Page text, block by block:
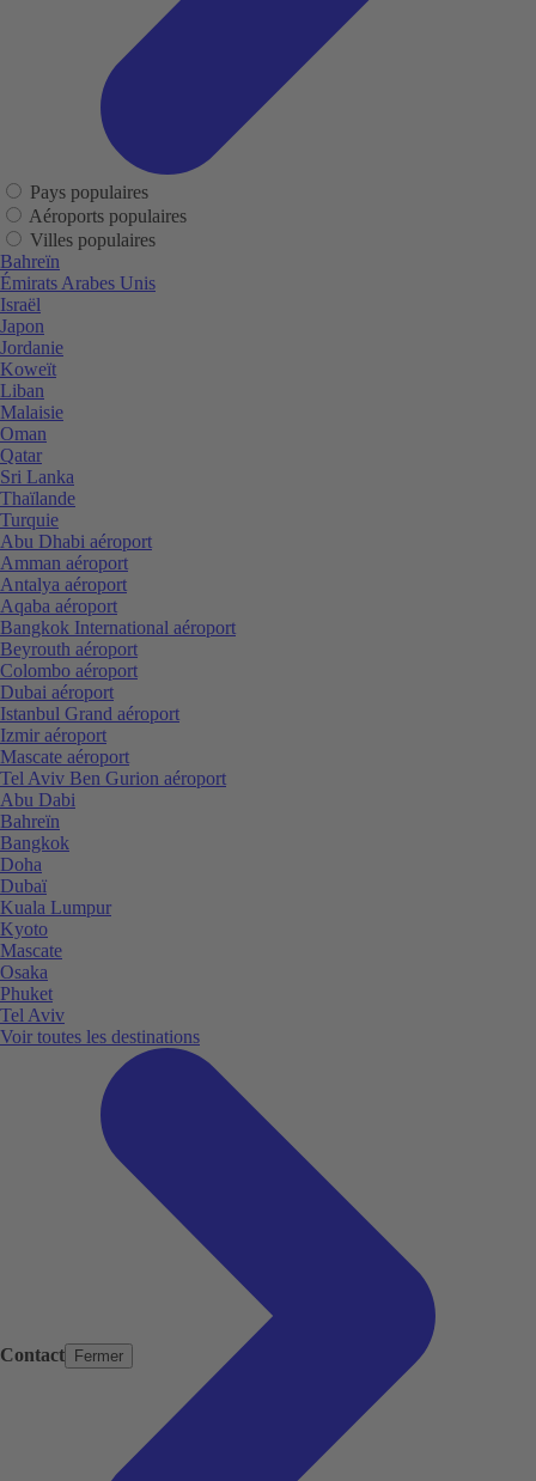
Contact Fermer
Pays populaires
Aéroports populaires
Villes populaires
Bahreïn
Émirats Arabes Unis
Israël
Japon
Jordanie
Koweït
Liban
Malaisie
Oman
Qatar
Sri Lanka
Thaïlande
Turquie
Abu Dhabi aéroport
Amman aéroport
Antalya aéroport
Aqaba aéroport
Bangkok International aéroport
Beyrouth aéroport
Colombo aéroport
Dubai aéroport
Istanbul Grand aéroport
Izmir aéroport
Mascate aéroport
Tel Aviv Ben Gurion aéroport
Abu Dabi
Bahreïn
Bangkok
Doha
Dubaï
Kuala Lumpur
Kyoto
Mascate
Osaka
Phuket
Tel Aviv
Voir toutes les destinations